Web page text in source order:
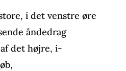
i det venstre øre
åndedrag
det højre, i-